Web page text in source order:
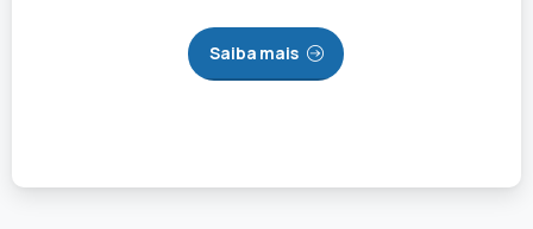
Saiba mais